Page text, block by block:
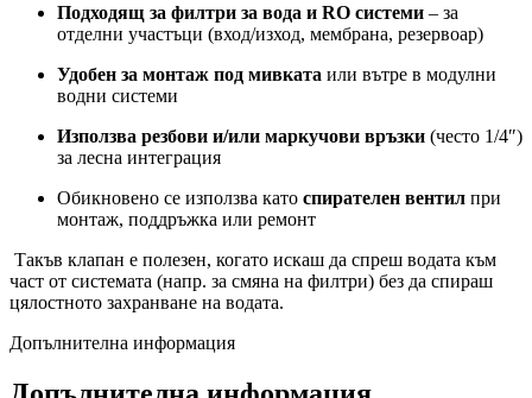
Подходящ за филтри за вода и RO системи – за
отделни участъци (вход/изход, мембрана, резервоар)
Удобен за монтаж под мивката или вътре в модулни
водни системи
Използва резбови и/или маркучови връзки (често 1/4″)
за лесна интеграция
Обикновено се използва като спирателен вентил при
монтаж, поддръжка или ремонт
Такъв клапан е полезен, когато искаш да спреш водата към
част от системата (напр. за смяна на филтри) без да спираш
цялостното захранване на водата.
Допълнителна информация